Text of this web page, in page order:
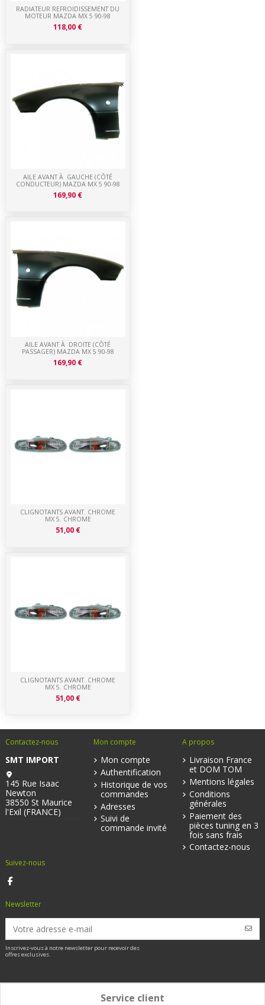
CLIGNOTANTS AVANT. CHROME
MX 5. CHROME
51,00 €
CLIGNOTANTS AVANT. CHROME
MX 5. CHROME
51,00 €
AILE AVANT À DROITE (CÔTÉ
PASSAGER) MAZDA MX 5 90-98
169,90 €
AILE AVANT À GAUCHE (CÔTÉ
CONDUCTEUR) MAZDA MX 5 90-98
169,90 €
RADIATEUR REFROIDISSEMENT DU
MOTEUR MAZDA MX 5 90-98
118,00 €
Contactez-nous
SMT IMPORT
145 Rue Isaac
Newton
38550 St Maurice
l'Exil (FRANCE)
Mon compte
Mon compte
Authentification
Historique de vos
commandes
Adresses
Suivi de
commande invité
A propos
Livraison France
et DOM TOM
Mentions légales
Conditions
générales
Paiement des
pièces tuning en 3
fois sans frais
Contactez-nous
Suivez-nous
Newsletter
Inscrivez-vous à notre newsletter pour recevoir des
offres exclusives.
Service client